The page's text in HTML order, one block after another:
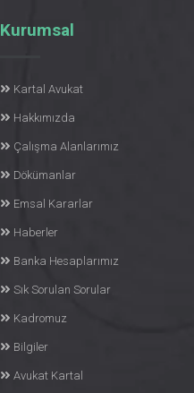
Kurumsal
Kartal Avukat
Hakkımızda
Çalışma Alanlarımız
Dökümanlar
Emsal Kararlar
Haberler
Banka Hesaplarımız
Sık Sorulan Sorular
Kadromuz
Bilgiler
Avukat Kartal